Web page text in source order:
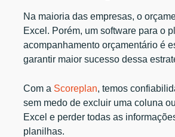
Na maioria das empresas, o
Excel. Porém, um software para o
acompanhamento orçamentário é
garantir maior sucesso dessa
Com a Scoreplan, temos
sem medo de excluir uma coluna
Excel e perder todas as
planilhas.